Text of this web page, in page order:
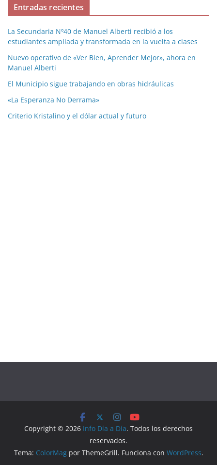
Entradas recientes
La Secundaria Nº40 de Manuel Alberti recibió a los
estudiantes ampliada y transformada en la vuelta a clases
Nuevo operativo de «Ver Bien, Aprender Mejor», ahora en
Manuel Alberti
El Municipio sigue trabajando en obras hidráulicas
«La Esperanza No Derrama»
Criterio Kristalino y el dólar actual y futuro
Copyright © 2026 Info Día a Día. Todos los derechos
reservados.
Tema: ColorMagpor ThemeGrill. Funciona con WordPress.